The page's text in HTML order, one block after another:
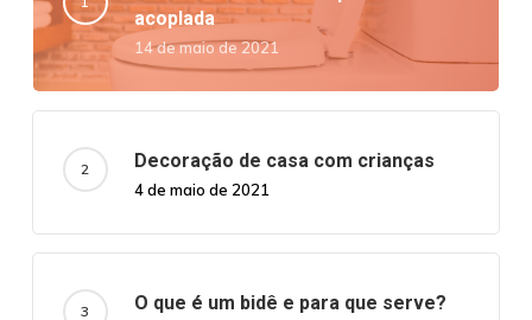
acoplada
14 de maio de 2021
Decoração de casa com crianças
4 de maio de 2021
O que é um bidê e para que serve?